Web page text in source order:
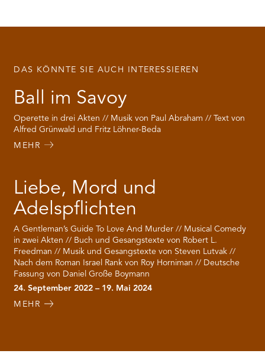
DAS KÖNNTE SIE AUCH INTERESSIEREN
Ball im Savoy
Operette in drei Akten // Musik von Paul Abraham // Text von
Alfred Grünwald und Fritz Löhner-Beda
MEHR
Liebe, Mord und
Adelspflichten
A Gentleman’s Guide To Love And Murder // Musical Comedy
in zwei Akten // Buch und Gesangstexte von Robert L.
Freedman // Musik und Gesangstexte von Steven Lutvak //
Nach dem Roman Israel Rank von Roy Horniman // Deutsche
Fassung von Daniel Große Boymann
24. September 2022 – 19. Mai 2024
MEHR